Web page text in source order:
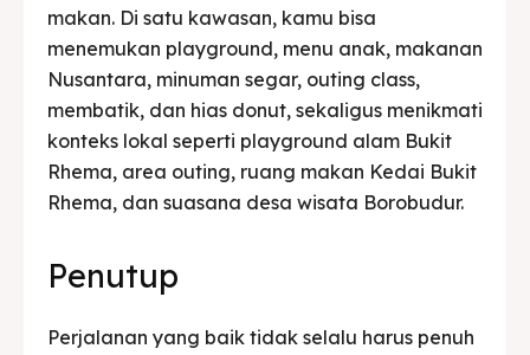
makan. Di satu kawasan, kamu bisa
menemukan playground, menu anak, makanan
Nusantara, minuman segar, outing class,
membatik, dan hias donut, sekaligus menikmati
konteks lokal seperti playground alam Bukit
Rhema, area outing, ruang makan Kedai Bukit
Rhema, dan suasana desa wisata Borobudur.
Penutup
Perjalanan yang baik tidak selalu harus penuh